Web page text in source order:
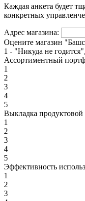
Каждая анкета будет
конкретных
Адрес магазина:
Оцените магазин
1 - "Никуда не
Ассортиментный
1
2
3
4
5
Выкладка
1
2
3
4
5
Эффективность
1
2
3